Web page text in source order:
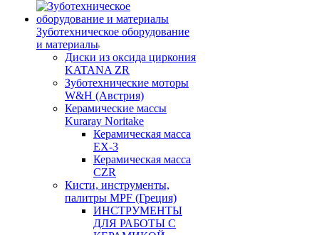
Зуботехническое оборудование
и материалы
Диски из оксида циркония
KATANA ZR
Зуботехнические моторы
W&H (Австрия)
Керамические массы
Kuraray Noritake
Керамическая масса
EX-3
Керамическая масса
CZR
Кисти, инструменты,
палитры MPF (Греция)
ИНСТРУМЕНТЫ
ДЛЯ РАБОТЫ С